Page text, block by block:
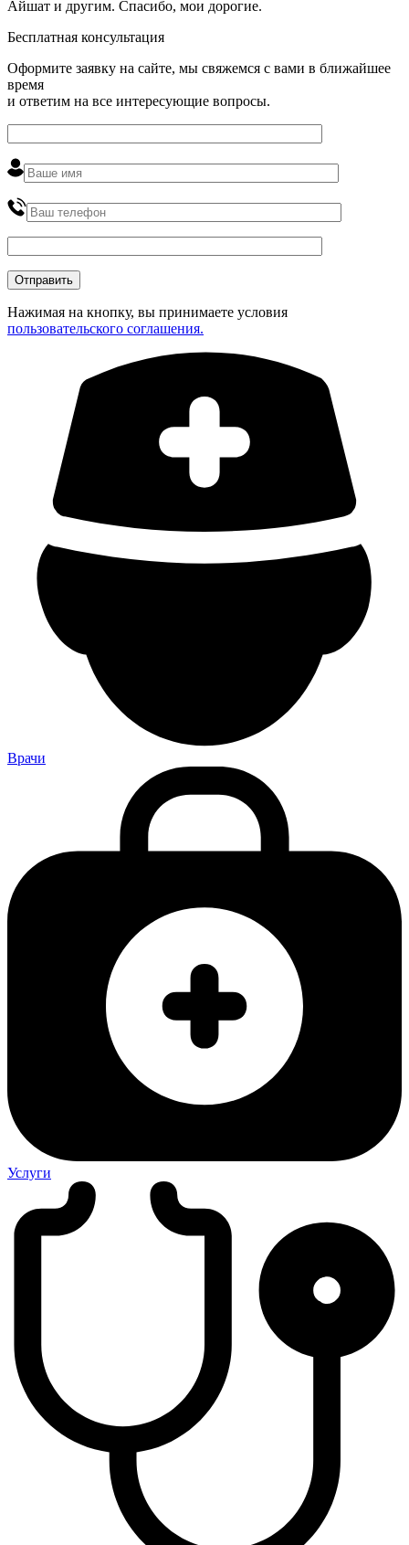
Айшат и другим. Спасибо, мои дорогие.
Бесплатная консультация
Оформите заявку на сайте, мы свяжемся с вами в ближайшее
время
и ответим на все интересующие вопросы.
Нажимая на кнопку, вы принимаете условия
пользовательского соглашения.
Врачи
Услуги